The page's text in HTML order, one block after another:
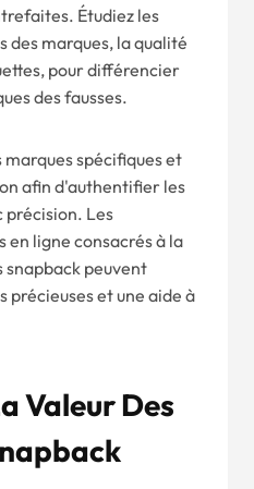
Étudiez les
des marques, la qualité
pour différencier
des fausses.
marques spécifiques et
afin d'authentifier les
précision. Les
ligne consacrés à la
snapback peuvent
et une aide à
Valeur Des